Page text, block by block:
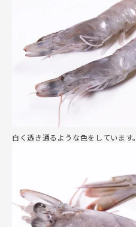
白く透き通るような色をしています。